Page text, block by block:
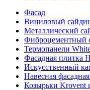
Фасад
Виниловый
Металлический
Фиброцементный
Термопанели
Фасадная плитка
Искусственный
Навесная
Козырьки Krovent